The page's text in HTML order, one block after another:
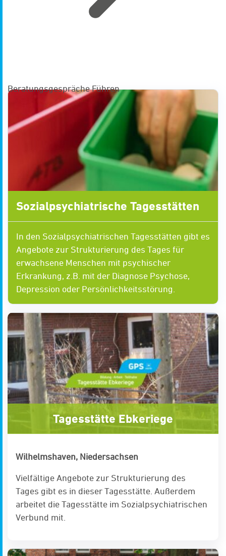
Beratungsgespräche Führen
Sozialpsychiatrische Tagesstätten
In den Sozialpsychiatrischen Tagesstätten gibt es
Angebote zur Strukturierung des Tages für
erwachsene Menschen mit psychischer
Erkrankung, z.B. mit der Diagnose Psychose,
Depression oder Persönlichkeitsstörung.
Tagesstätte Ebkeriege
Wilhelmshaven, Niedersachsen
Vielfältige Angebote zur Strukturierung des
Tages gibt es in dieser Tagesstätte. Außerdem
arbeitet die Tagesstätte im Sozialpsychiatrischen
Verbund mit.